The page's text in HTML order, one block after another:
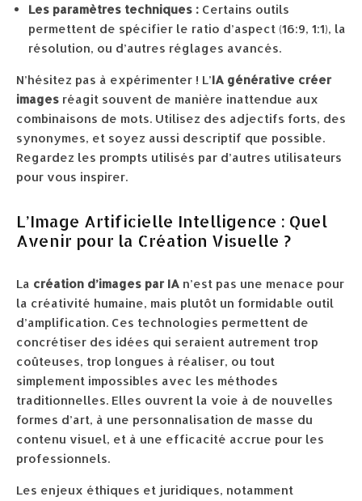
Les paramètres techniques : Certains outils
permettent de spécifier le ratio d’aspect (16:9, 1:1), la
résolution, ou d’autres réglages avancés.
N’hésitez pas à expérimenter ! L’IA générative créer
images réagit souvent de manière inattendue aux
combinaisons de mots. Utilisez des adjectifs forts, des
synonymes, et soyez aussi descriptif que possible.
Regardez les prompts utilisés par d’autres utilisateurs
pour vous inspirer.
L’Image Artificielle Intelligence : Quel
Avenir pour la Création Visuelle ?
La création d’images par IA n’est pas une menace pour
la créativité humaine, mais plutôt un formidable outil
d’amplification. Ces technologies permettent de
concrétiser des idées qui seraient autrement trop
coûteuses, trop longues à réaliser, ou tout
simplement impossibles avec les méthodes
traditionnelles. Elles ouvrent la voie à de nouvelles
formes d’art, à une personnalisation de masse du
contenu visuel, et à une efficacité accrue pour les
professionnels.
Les enjeux éthiques et juridiques, notamment